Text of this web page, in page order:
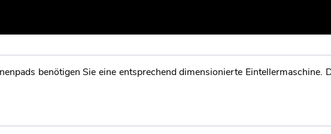
benötigen Sie eine entsprechend dimensionierte Eintellermaschine.